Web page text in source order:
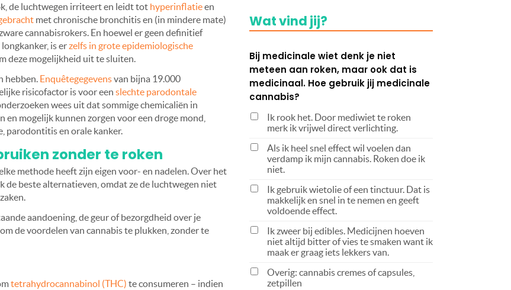
de luchtwegen irriteert en leidt tot hyperinflatieen
met chronische bronchitis en (in mindere mate)
cannabisrokers. En hoewel er geen definitief
is erzelfs in grote epidemiologische
deze mogelijkheid uit te sluiten.
hebben. Enquêtegegevensvan bijna 19.000
risicofactor is voor een slechte parodontale
wees uit dat sommige chemicaliën in
mogelijk kunnen zorgen voor een droge mond,
parodontitis en orale kanker.
zonder te roken
methode heeft zijn eigen voor- en nadelen. Over het
beste alternatieven, omdat ze de luchtwegen niet
aandoening, de geur of bezorgdheid over je
de voordelen van cannabis te plukken, zonder te
tetrahydrocannabinol (THC) te consumeren – indien
Wat vind jij?
Bij medicinale wiet denk je niet
meteen aan roken, maar ook dat is
medicinaal. Hoe gebruik jij medicinale
cannabis?
Ik rook het. Door mediwiet te roken
merk ik vrijwel direct verlichting.
Als ik heel snel effect wil voelen dan
verdamp ik mijn cannabis. Roken doe ik
niet.
Ik gebruik wietolie of een tinctuur. Dat is
makkelijk en snel in te nemen en geeft
voldoende effect.
Ik zweer bij edibles. Medicijnen hoeven
niet altijd bitter of vies te smaken want ik
maak er graag iets lekkers van.
Overig: cannabis cremes of capsules,
zetpillen